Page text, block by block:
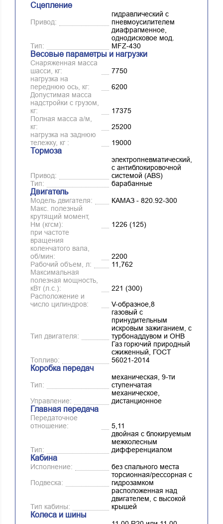
Сцепление
Привод:
гидравлический с
пневмоусилителем
Тип:
диафрагменное,
однодисковое мод.
MFZ-430
Весовые параметры и нагрузки
Снаряженная масса
шасси, кг:
7750
нагрузка на
переднюю ось, кг:
6200
Допустимая масса
надстройки с грузом,
кг:
17375
Полная масса а/м,
кг:
25200
нагрузка на заднюю
тележку, кг :
19000
Тормоза
Привод:
электропневматический,
с антиблокировочной
системой (ABS)
Тип:
барабанные
Двигатель
Модель двигателя:
КАМАЗ - 820.92-300
Макс. полезный
крутящий момент,
Нм (кгсм):
1226 (125)
при частоте
вращения
коленчатого вала,
об/мин:
2200
Рабочий объем, л:
11,762
Максимальная
полезная мощность,
кВт (л.с.):
221 (300)
Расположение и
число цилиндров:
V-образное,8
Тип двигателя:
газовый с
принудительным
искровым зажиганием, с
турбонаддувом и ОНВ
Топливо:
Газ горючий природный
сжиженный, ГОСТ
56021-2014
Коробка передач
Тип:
механическая, 9-ти
ступенчатая
Управление:
механическое,
дистанционное
Главная передача
Передаточное
отношение:
5,11
Тип:
двойная с блокируемым
межколесным
дифференциалом
Кабина
Исполнение:
без спального места
Подвеска:
торсионная/рессорная с
гидрозамком
Тип кабины:
расположенная над
двигателем, с высокой
крышей
Колеса и шины